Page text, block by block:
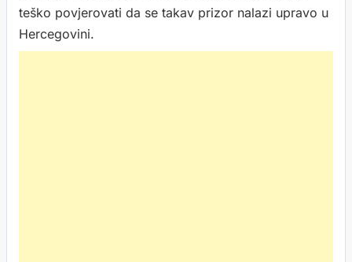
teško povjerovati da se takav prizor nalazi upravo u
Hercegovini.